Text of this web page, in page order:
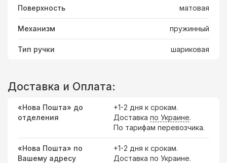
Поверхность матовая
Механизм пружинный
Тип ручки шариковая
Доставка и Оплата:
«Нова Пошта» до
отделения
+1-2 дня к срокам.
Доставка по Украине.
По тарифам перевозчика.
«Нова Пошта» по
Вашему адресу
+1-2 дня к срокам.
Доставка по Украине.